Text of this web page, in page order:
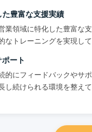
豊富な支援実績
業領域に特化した豊富な支
なトレーニングを実現して
ート
的にフィードバックやサポ
し続けられる環境を整えて